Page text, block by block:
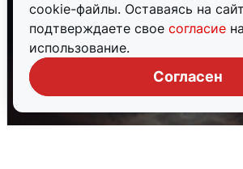
cookie-файлы. Оставаясь на
подтверждаете свое согласие
использование.
Согласен